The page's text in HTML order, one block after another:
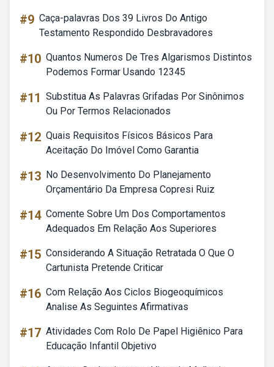
#9 Caça-palavras Dos 39 Livros Do Antigo
Testamento Respondido Desbravadores
#10 Quantos Numeros De Tres Algarismos Distintos
Podemos Formar Usando 12345
#11 Substitua As Palavras Grifadas Por Sinônimos
Ou Por Termos Relacionados
#12 Quais Requisitos Físicos Básicos Para
Aceitação Do Imóvel Como Garantia
#13 No Desenvolvimento Do Planejamento
Orçamentário Da Empresa Copresi Ruiz
#14 Comente Sobre Um Dos Comportamentos
Adequados Em Relação Aos Superiores
#15 Considerando A Situação Retratada O Que O
Cartunista Pretende Criticar
#16 Com Relação Aos Ciclos Biogeoquímicos
Analise As Seguintes Afirmativas
#17 Atividades Com Rolo De Papel Higiênico Para
Educação Infantil Objetivo